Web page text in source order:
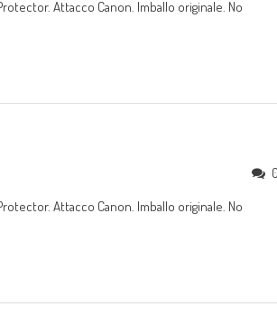
Attacco Canon. Imballo originale. No
Attacco Canon. Imballo originale. No